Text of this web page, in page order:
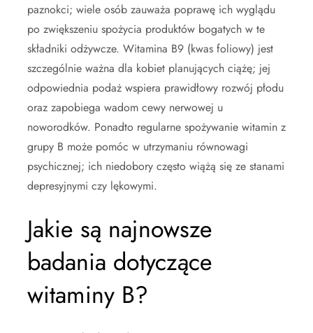
paznokci; wiele osób zauważa poprawę ich wyglądu
po zwiększeniu spożycia produktów bogatych w te
składniki odżywcze. Witamina B9 (kwas foliowy) jest
szczególnie ważna dla kobiet planujących ciążę; jej
odpowiednia podaż wspiera prawidłowy rozwój płodu
oraz zapobiega wadom cewy nerwowej u
noworodków. Ponadto regularne spożywanie witamin z
grupy B może pomóc w utrzymaniu równowagi
psychicznej; ich niedobory często wiążą się ze stanami
depresyjnymi czy lękowymi.
Jakie są najnowsze
badania dotyczące
witaminy B?